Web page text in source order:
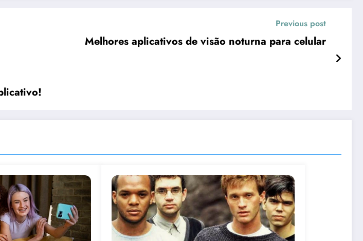
Previous post
Melhores aplicativos de visão noturna para celular